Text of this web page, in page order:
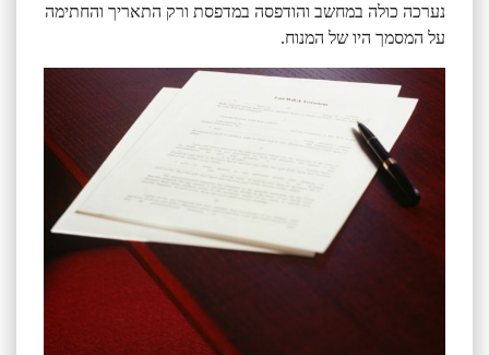
נערכה כולה במחשב והודפסה במדפסת ורק התאריך והחתימה
על המסמך היו של המנוח.